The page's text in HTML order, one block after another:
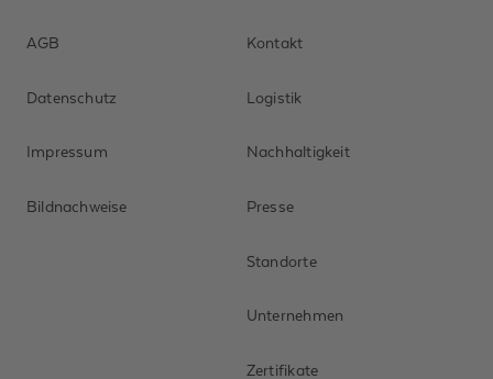
AGB
Datenschutz
Impressum
Bildnachweise
Kontakt
Logistik
Nachhaltigkeit
Presse
Standorte
Unternehmen
Zertifikate